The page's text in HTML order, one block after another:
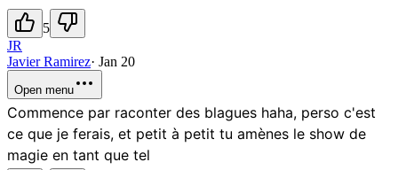
5
JR
Javier Ramirez· Jan 20
Open menu
Commence par raconter des blagues haha, perso c'est
ce que je ferais, et petit à petit tu amènes le show de
magie en tant que tel